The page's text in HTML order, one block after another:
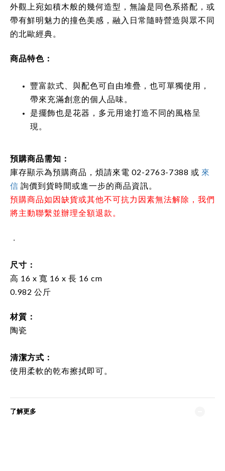
外觀上宛如積木般的幾何造型，無論是同色系搭配，或
帶有鮮明魅力的撞色美感，融入日常隨時營造與眾不同
的北歐經典。
商品特色：
豐富款式、與配色可自由堆疊，也可單獨使用，
帶來充滿創意的個人品味。
是擺飾也是花器，多元用途打造不同的風格呈
現。
預購商品需知：
庫存顯示為預購商品，煩請來電 02-2763-7388 或 來
信 詢價到貨時間或進一步的商品資訊。
預購商品如因缺貨或其他不可抗力因素無法解除，我們
將主動聯繫並辦理全額退款。
・
尺寸：
高 16 x 寬 16 x 長 16 cm
0.982 公斤
材質：
陶瓷
清潔方式 ：
使用柔軟的乾布擦拭即可。
了解更多